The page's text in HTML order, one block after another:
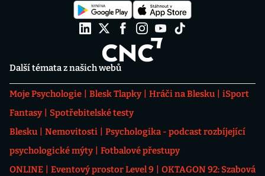
Další témata z našich webů
Moje Psychologie Blesk Tlapky Hráči na Blesku
iSport
Fantasy
Spotřebitelské testy
Blesku
Nemovitosti
Psychologika - podcast rozbíjející
psychologické mýty
Fotbalové přestupy
ONLINE
Eventový prostor Level 9
OKTAGON 92: Szabová